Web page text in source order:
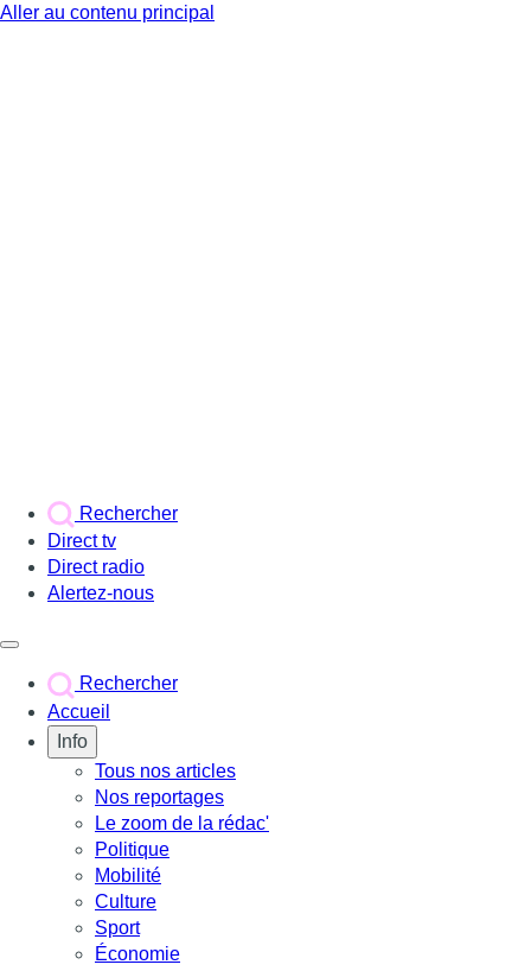
Aller au contenu principal
Rechercher
Direct tv
Direct radio
Alertez-nous
Rechercher
Accueil
Info
Tous nos articles
Nos reportages
Le zoom de la rédac'
Politique
Mobilité
Culture
Sport
Économie